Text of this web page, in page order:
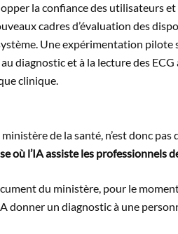
la confiance des utilisateurs
cadres d’évaluation des
Une expérimentation
au diagnostic et à la lecture des
clinique.
ministère de la santé, n’est donc
où l’IA assiste les professionnels
du ministère, pour le
donner un diagnostic à une